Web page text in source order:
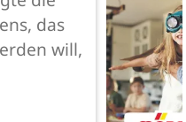
das
will,